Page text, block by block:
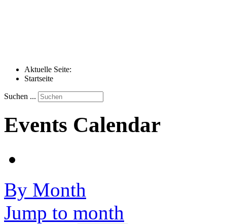
Aktuelle Seite:
Startseite
Suchen ...
Events Calendar
By Month
Jump to month